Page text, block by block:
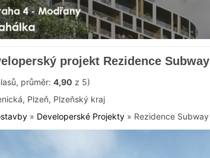
projekt Rezidence Subway
průměr: 4,90 z 5)
, Plzeň, Plzeňský kraj
» Developerské Projekty » Rezidence Subway